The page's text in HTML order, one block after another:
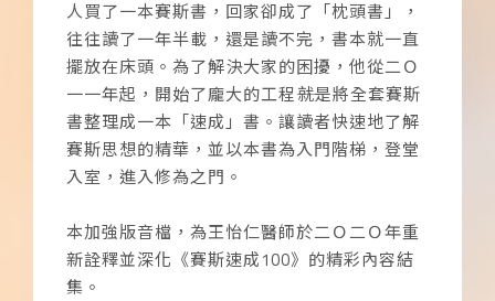
人買了一本賽斯書，回家卻成了「枕頭書」，
往往讀了一年半載，還是讀不完，書本就一直
擺放在床頭。為了解決大家的困擾，他從二Ｏ
一一年起，開始了龐大的工程――就是將全套賽斯
書整理成一本「速成」書。讓讀者快速地了解
賽斯思想的精華，並以本書為入門階梯，登堂
入室，進入修為之門。
本加強版音檔，為王怡仁醫師於二Ｏ二Ｏ年重
新詮釋並深化《賽斯速成100》的精彩內容結
集。